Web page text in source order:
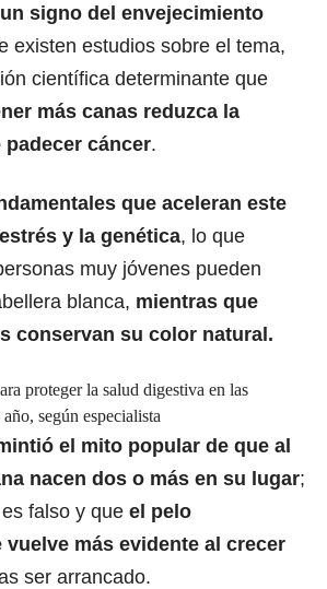
un signo del envejecimiento
existen estudios sobre el tema,
científica determinante que
más canas reduzca la
cáncer.
que aceleran este
y la genética, lo que
muy jóvenes pueden
blanca, mientras que
conservan su color natural.
proteger la salud digestiva en las
según especialista
el mito popular de que al
nacen dos o más en su lugar;
falso y que el pelo
vuelve más evidente al crecer
ser arrancado.